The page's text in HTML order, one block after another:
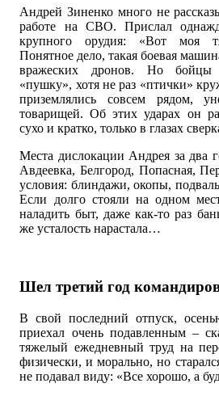
Андрей Зиненко много не
работе на СВО. Прислал
крупного орудия: «Вот моя
Понятное дело, такая боевая
вражеских дронов. Но бойцы
«пушку», хотя не раз «птички»
приземлялись совсем рядом,
товарищей. Об этих ударах он
сухо и кратко, только в глазах
Места дислокации Андрея за два
Авдеевка, Белгород, Попасная,
условия: блиндажи, окопы,
Если долго стояли на одном
наладить быт, даже как-то раз
же усталость нарастала…
Шел третий год
В свой последний отпуск,
приехал очень подавленным –
тяжелый ежедневный труд на
физически, и морально, но
не подавал виду: «Все хорошо, а